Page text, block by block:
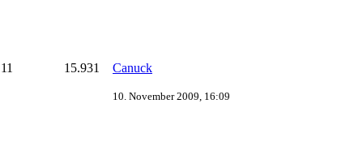
11 15.931 Canuck
10. November 2009, 16:09